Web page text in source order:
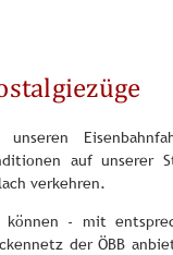
unseren
auf unserer
verkehren.
können - mit
der ÖBB